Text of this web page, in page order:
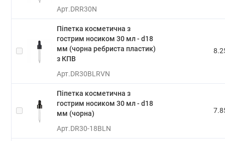
Арт.DRR30N
Піпетка косметична з
гострим носиком 30 мл - d18
мм (чорна ребриста пластик)
з КПВ
Арт.DR30BLRVN
Піпетка косметична з
гострим носиком 30 мл - d18
мм (чорна)
Арт.DR30-18BLN